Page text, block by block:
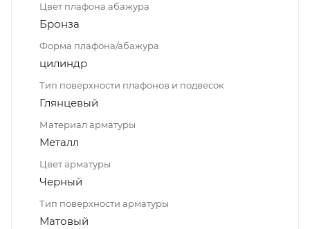
Цвет плафона абажура
Бронза
Форма плафона/абажура
цилиндр
Тип поверхности плафонов и подвесок
Глянцевый
Материал арматуры
Металл
Цвет арматуры
Черный
Тип поверхности арматуры
Матовый